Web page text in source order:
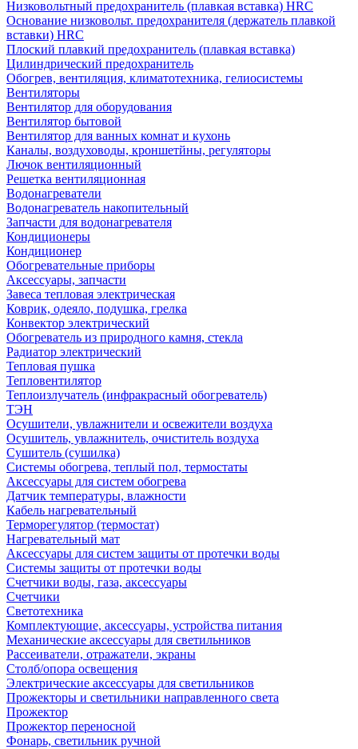
Низковольтный предохранитель (плавкая вставка) HRC
Основание низковольт. предохранителя (держатель плавкой
вставки) HRC
Плоский плавкий предохранитель (плавкая вставка)
Цилиндрический предохранитель
Обогрев, вентиляция, климатотехника, гелиосистемы
Вентиляторы
Вентилятор для оборудования
Вентилятор бытовой
Вентилятор для ванных комнат и кухонь
Каналы, воздуховоды, кроншетйны, регуляторы
Лючок вентиляционный
Решетка вентиляционная
Водонагреватели
Водонагреватель накопительный
Запчасти для водонагревателя
Кондиционеры
Кондиционер
Обогревательные приборы
Аксессуары, запчасти
Завеса тепловая электрическая
Коврик, одеяло, подушка, грелка
Конвектор электрический
Обогреватель из природного камня, стекла
Радиатор электрический
Тепловая пушка
Тепловентилятор
Теплоизлучатель (инфракрасный обогреватель)
ТЭН
Осушители, увлажнители и освежители воздуха
Осушитель, увлажнитель, очиститель воздуха
Сушитель (сушилка)
Системы обогрева, теплый пол, термостаты
Аксессуары для систем обогрева
Датчик температуры, влажности
Кабель нагревательный
Терморегулятор (термостат)
Нагревательный мат
Аксессуары для систем защиты от протечки воды
Системы защиты от протечки воды
Счетчики воды, газа, аксессуары
Счетчики
Светотехника
Комплектующие, аксессуары, устройства питания
Механические аксессуары для светильников
Рассеиватели, отражатели, экраны
Столб/опора освещения
Электрические аксессуары для светильников
Прожекторы и светильники направленного света
Прожектор
Прожектор переносной
Фонарь, светильник ручной